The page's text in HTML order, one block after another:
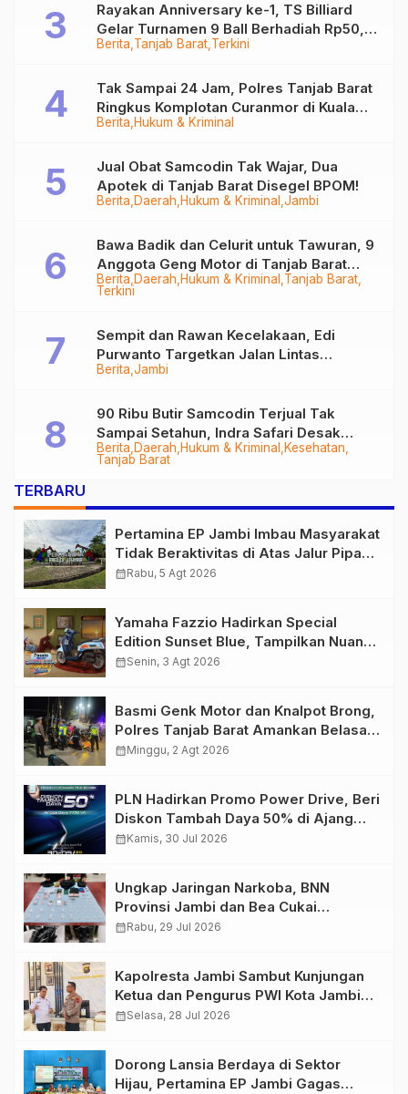
Berita Tanjab Barat Terkini
Rayakan Anniversary ke-1, TS Billiard
Gelar Turnamen 9 Ball Berhadiah Rp50,8
Juta
Berita Hukum & Kriminal
Tak Sampai 24 Jam, Polres Tanjab Barat
Ringkus Komplotan Curanmor di Kuala
Tungkal
Berita Daerah Hukum & Kriminal Jambi
Jual Obat Samcodin Tak Wajar, Dua
Apotek di Tanjab Barat Disegel BPOM!
Berita Daerah Hukum & Kriminal Tanjab Barat
Terkini
Bawa Badik dan Celurit untuk Tawuran, 9
Anggota Geng Motor di Tanjab Barat
Diringkus
Berita Jambi
Sempit dan Rawan Kecelakaan, Edi
Purwanto Targetkan Jalan Lintas
Tungkal-Jambi Mulus di 2028
Berita Daerah Hukum & Kriminal
Kesehatan
Tanjab Barat
90 Ribu Butir Samcodin Terjual Tak
Sampai Setahun, Indra Safari Desak
Audit Menyeluruh
TERBARU
Pertamina EP Jambi Imbau Masyarakat
Tidak Beraktivitas di Atas Jalur Pipa
Migas Demi Keselamatan Bersama
calendar_monthRabu, 5 Agt 2026
Yamaha Fazzio Hadirkan Special
Edition Sunset Blue, Tampilkan Nuansa
Retro Summer yang Semakin Skena
calendar_monthSenin, 3 Agt 2026
Basmi Genk Motor dan Knalpot Brong,
Polres Tanjab Barat Amankan Belasan
Kendaraan
calendar_monthMinggu, 2 Agt 2026
PLN Hadirkan Promo Power Drive, Beri
Diskon Tambah Daya 50% di Ajang
GIIAS 2026
calendar_monthKamis, 30 Jul 2026
Ungkap Jaringan Narkoba, BNN
Provinsi Jambi dan Bea Cukai
Amankan Sembilan Pelaku beserta
calendar_monthRabu, 29 Jul 2026
Kapolresta Jambi Sambut Kunjungan
Ketua dan Pengurus PWI Kota Jambi
Perkuat Sinergi dan Kolaborasi
calendar_monthSelasa, 28 Jul 2026
Dorong Lansia Berdaya di Sektor
Hijau, Pertamina EP Jambi Gagas